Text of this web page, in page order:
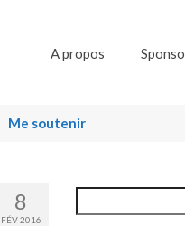
A propos
Me soutenir
8
FÉV 2016